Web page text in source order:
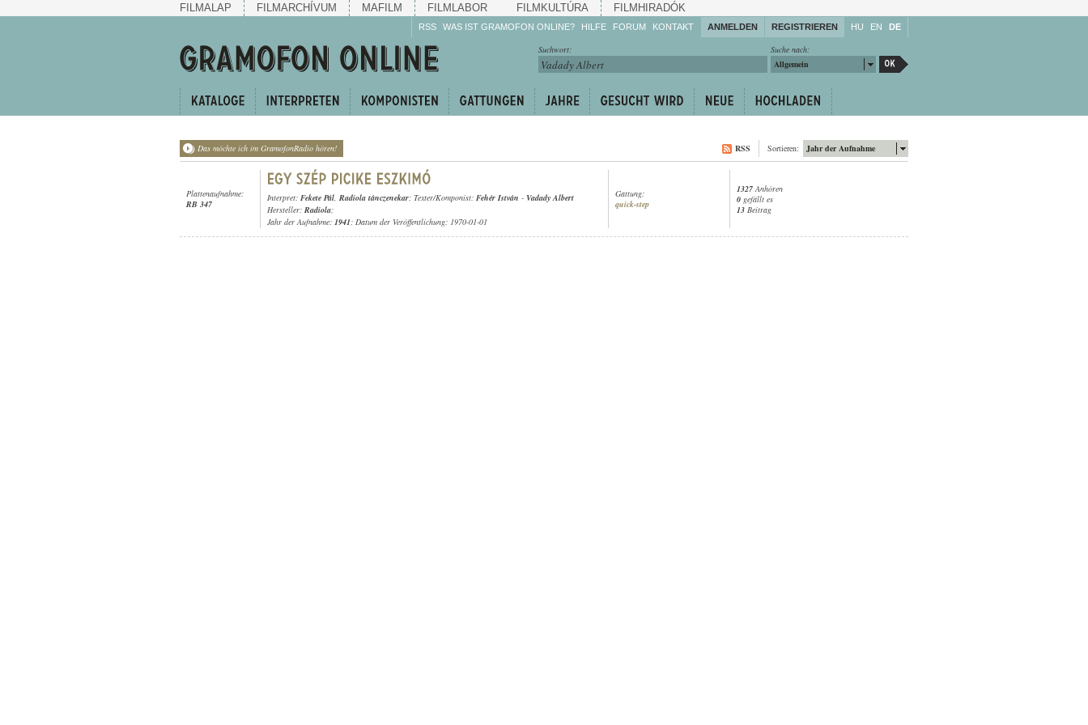
FILMALAP FILMARCHÍVUM MAFILM FILMLABOR FILMKULTÚRA FILMHIRADÓK
RSS WAS IST GRAMOFON ONLINE? HILFE
Machen Sie mit!
Reden Sie mit!
weiter!
FORUM KONTAKT ANMELDEN REGISTRIEREN HU EN DE
Suche nach:
Allgemein
Suchwort:
Das möchte ich im GramofonRadio hören! Jahr der Aufnahme
Sortieren:
RSS
Plattenaufnahme:
RB 347
Interpret: Fekete Pál, Radiola tánczenekar; Texter/Komponist: Fehér István - Vadady Albert
Hersteller: Radiola;
Jahr der Aufnahme: 1941; Datum der Veröffentlichung: 1970-01-01
Gattung:
quick-step
1327 Anhören
0 gefällt es
13 Beitrag